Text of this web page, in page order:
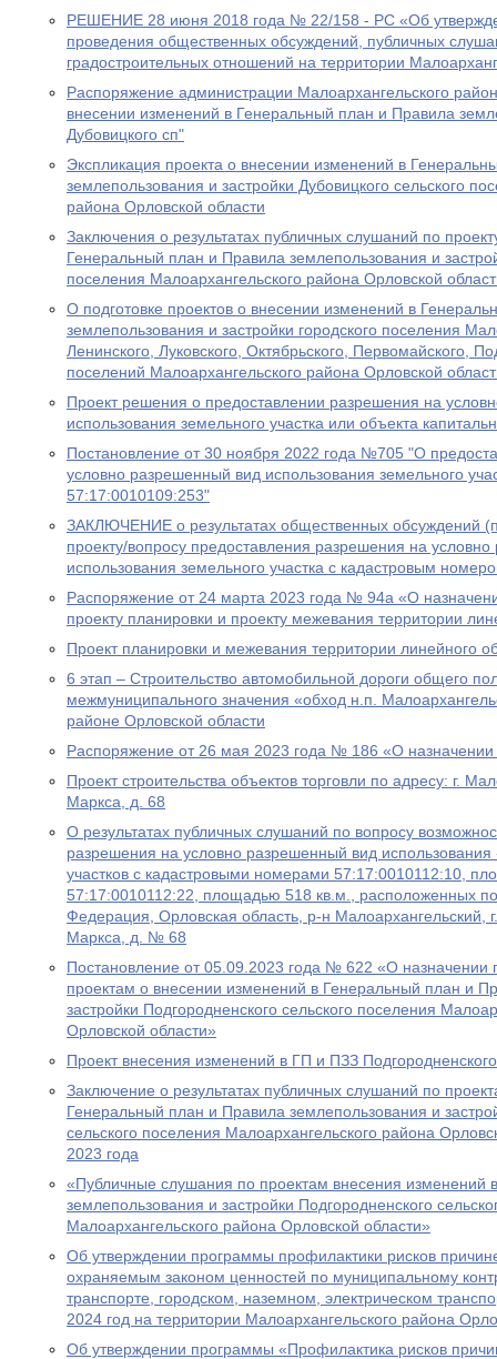
РЕШЕНИЕ 28 июня 2018 года № 22/158 - РС «Об
проведения общественных обсуждений, публичных
градостроительных отношений на территории
Распоряжение администрации Малоархангельского
внесении изменений в Генеральный план и Правила
Дубовицкого сп"
Экспликация проекта о внесении изменений в
землепользования и застройки Дубовицкого сельского
района Орловской области
Заключения о результатах публичных слушаний по
Генеральный план и Правила землепользования и
поселения Малоархангельского района Орловской
О подготовке проектов о внесении изменений в
землепользования и застройки городского поселения
Ленинского, Луковского, Октябрьского, Первомайского,
поселений Малоархангельского района Орловской
Проект решения о предоставлении разрешения на
использования земельного участка или объекта
Постановление от 30 ноября 2022 года №705 "О
условно разрешенный вид использования земельного
57:17:0010109:253"
ЗАКЛЮЧЕНИЕ o результатах общественных обсуждений
проекту/вопросу предоставления разрешения на
использования земельного участка с кадастровым
Распоряжение от 24 марта 2023 года № 94а «О
проекту планировки и проекту межевания территории
Проект планировки и межевания территории линейного
6 этап – Строительство автомобильной дороги общего
межмуниципального значения «обход н.п.
районе Орловской области
Распоряжение от 26 мая 2023 года № 186 «О
Проект строительства объектов торговли по адресу: г.
Маркса, д. 68
О результатах публичных слушаний по вопросу
разрешения на условно разрешенный вид
участков с кадастровыми номерами 57:17:0010112:10,
57:17:0010112:22, площадью 518 кв.м., расположенных
Федерация, Орловская область, р-н Малоархангельский,
Маркса, д. № 68
Постановление от 05.09.2023 года № 622 «О назначении
проектам о внесении изменений в Генеральный план и
застройки Подгородненского сельского поселения
Орловской области»
Проект внесения изменений в ГП и ПЗЗ
Заключение о результатах публичных слушаний по
Генеральный план и Правила землепользования и
сельского поселения Малоархангельского района
2023 года
«Публичные слушания по проектам внесения изменений
землепользования и застройки Подгородненского
Малоархангельского района Орловской области»
Об утверждении программы профилактики рисков
охраняемым законом ценностей по муниципальному
транспорте, городском, наземном, электрическом
2024 год на территории Малоархангельского района
Об утверждении программы «Профилактика рисков